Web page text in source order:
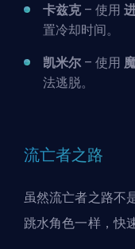
卡兹克– 使用
置冷却时间。
凯米尔 – 使用
法逃脱。
流亡者之路
虽然流亡者之路不
跳水角色一样，快